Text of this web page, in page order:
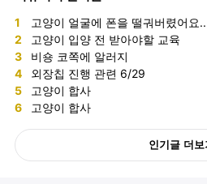
1 고양이 얼굴에 폰을 떨궈버렸어요..
2 고양이 입양 전 받아야할 교육
3 비숑 코쪽에 알러지
4 외장칩 진행 관련 6/29
5 고양이 합사
6 고양이 합사
인기글 더보